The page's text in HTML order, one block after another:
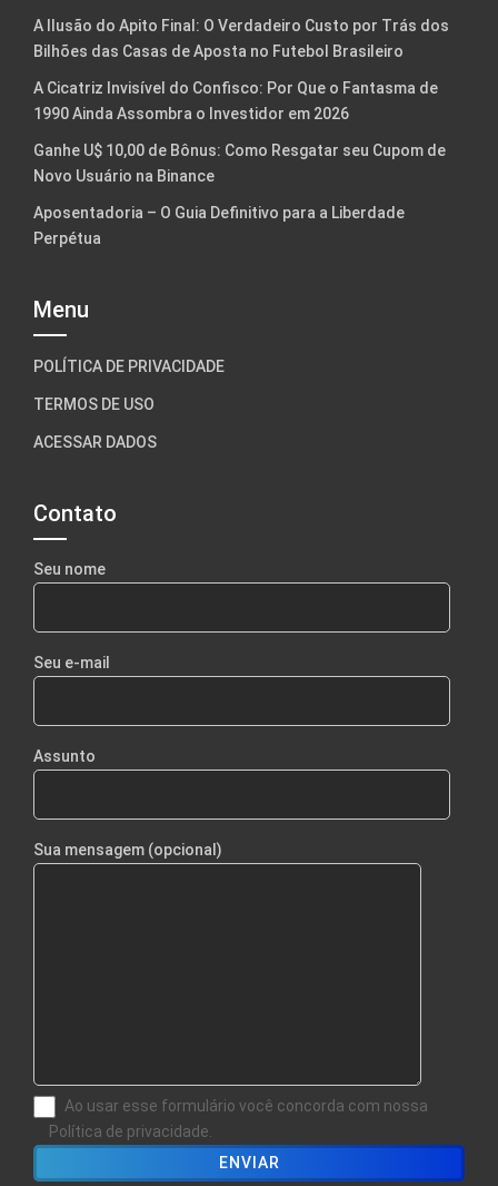
A Ilusão do Apito Final: O Verdadeiro Custo por Trás dos
Bilhões das Casas de Aposta no Futebol Brasileiro
A Cicatriz Invisível do Confisco: Por Que o Fantasma de
1990 Ainda Assombra o Investidor em 2026
Ganhe U$ 10,00 de Bônus: Como Resgatar seu Cupom de
Novo Usuário na Binance
Aposentadoria – O Guia Definitivo para a Liberdade
Perpétua
Menu
POLÍTICA DE PRIVACIDADE
TERMOS DE USO
ACESSAR DADOS
Contato
Seu nome
Seu e-mail
Assunto
Sua mensagem (opcional)
Ao usar esse formulário você concorda com nossa
Política de privacidade.